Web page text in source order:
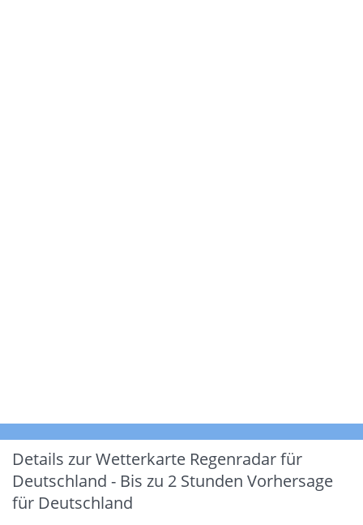
Details zur Wetterkarte Regenradar für
Deutschland - Bis zu 2 Stunden Vorhersage
für Deutschland